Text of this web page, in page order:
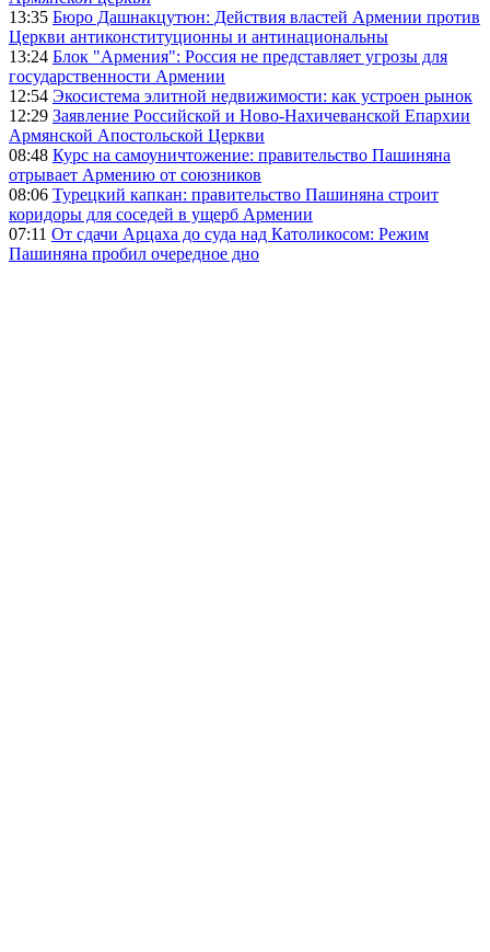
13:35 Бюро Дашнакцутюн: Действия властей Армении против
Церкви антиконституционны и антинациональны
13:24 Блок "Армения": Россия не представляет угрозы для
государственности Армении
12:54 Экосистема элитной недвижимости: как устроен рынок
12:29 Заявление Российской и Ново-Нахичеванской Епархии
Армянской Апостольской Церкви
08:48 Курс на самоуничтожение: правительство Пашиняна
отрывает Армению от союзников
08:06 Турецкий капкан: правительство Пашиняна строит
коридоры для соседей в ущерб Армении
07:11 От сдачи Арцаха до суда над Католикосом: Режим
Пашиняна пробил очередное дно